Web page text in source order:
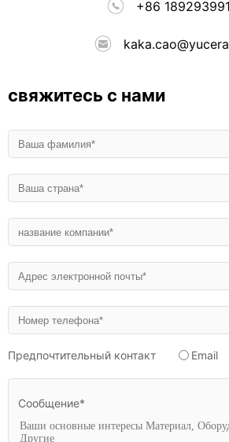
+86
свяжитесь с нами
Предпочтительный контакт Email
Сообщение*